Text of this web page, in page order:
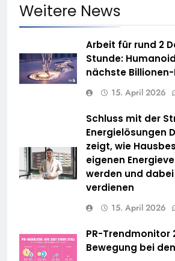
Weitere News
Arbeit für rund 2
Stunde:
nächste
15. April 2026
Schluss mit der
Energielösungen
zeigt, wie
eigenen
werden und
verdienen
15. April 2026
PR-Trendmonitor
Bewegung bei